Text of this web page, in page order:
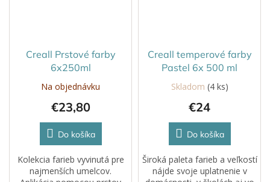
Creall Prstové farby
6x250ml
Na objednávku
€23,80
Do košíka
Kolekcia farieb vyvinutá pre
najmenších umelcov.
Creall temperové farby
Pastel 6x 500 ml
Skladom (4 ks)
€24
Do košíka
Široká paleta farieb a veľkostí
nájde svoje uplatnenie v